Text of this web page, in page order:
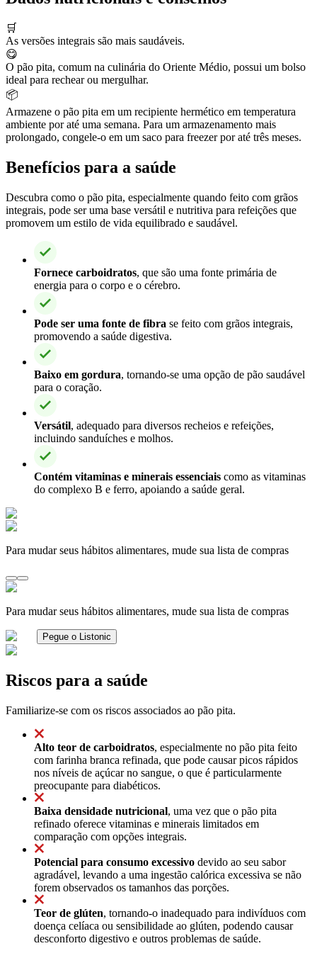
🛒
As versões integrais são mais saudáveis.
😋
O pão pita, comum na culinária do Oriente Médio, possui um bolso
ideal para rechear ou mergulhar.
📦
Armazene o pão pita em um recipiente hermético em temperatura
ambiente por até uma semana. Para um armazenamento mais
prolongado, congele-o em um saco para freezer por até três meses.
Benefícios para a saúde
Descubra como o pão pita, especialmente quando feito com grãos
integrais, pode ser uma base versátil e nutritiva para refeições que
promovem um estilo de vida equilibrado e saudável.
Fornece carboidratos, que são uma fonte primária de
energia para o corpo e o cérebro.
Pode ser uma fonte de fibra se feito com grãos integrais,
promovendo a saúde digestiva.
Baixo em gordura, tornando-se uma opção de pão saudável
para o coração.
Versátil, adequado para diversos recheios e refeições,
incluindo sanduíches e molhos.
Contém vitaminas e minerais essenciais como as vitaminas
do complexo B e ferro, apoiando a saúde geral.
Para mudar seus hábitos alimentares, mude sua lista de compras
Para mudar seus hábitos alimentares, mude sua lista de compras
Pegue o Listonic
Riscos para a saúde
Familiarize-se com os riscos associados ao pão pita.
Alto teor de carboidratos, especialmente no pão pita feito
com farinha branca refinada, que pode causar picos rápidos
nos níveis de açúcar no sangue, o que é particularmente
preocupante para diabéticos.
Baixa densidade nutricional, uma vez que o pão pita
refinado oferece vitaminas e minerais limitados em
comparação com opções integrais.
Potencial para consumo excessivo devido ao seu sabor
agradável, levando a uma ingestão calórica excessiva se não
forem observados os tamanhos das porções.
Teor de glúten, tornando-o inadequado para indivíduos com
doença celíaca ou sensibilidade ao glúten, podendo causar
desconforto digestivo e outros problemas de saúde.